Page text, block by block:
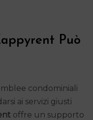
Può
condominiali
ai servizi giusti
offre un supporto